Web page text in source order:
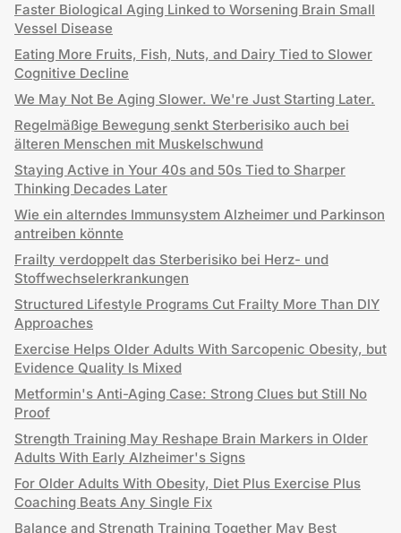
Faster Biological Aging Linked to Worsening Brain Small
Vessel Disease
Eating More Fruits, Fish, Nuts, and Dairy Tied to Slower
Cognitive Decline
We May Not Be Aging Slower. We're Just Starting Later.
Regelmäßige Bewegung senkt Sterberisiko auch bei
älteren Menschen mit Muskelschwund
Staying Active in Your 40s and 50s Tied to Sharper
Thinking Decades Later
Wie ein alterndes Immunsystem Alzheimer und Parkinson
antreiben könnte
Frailty verdoppelt das Sterberisiko bei Herz- und
Stoffwechselerkrankungen
Structured Lifestyle Programs Cut Frailty More Than DIY
Approaches
Exercise Helps Older Adults With Sarcopenic Obesity, but
Evidence Quality Is Mixed
Metformin's Anti-Aging Case: Strong Clues but Still No
Proof
Strength Training May Reshape Brain Markers in Older
Adults With Early Alzheimer's Signs
For Older Adults With Obesity, Diet Plus Exercise Plus
Coaching Beats Any Single Fix
Balance and Strength Training Together May Best